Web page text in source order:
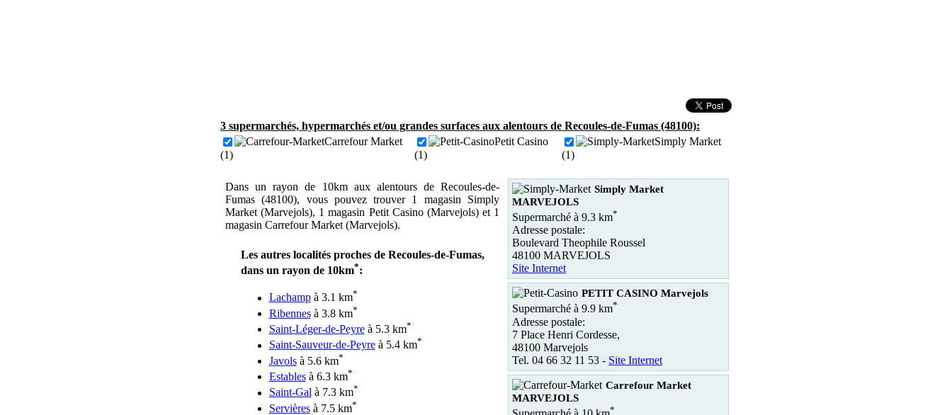
3 supermarchés, hypermarchés et/ou grandes surfaces aux alentours de Recoules-de-Fumas (48100):
Carrefour Market
(1)
Petit Casino
(1)
Simply Market
(1)
Dans un rayon de 10km aux alentours de Recoules-de-
Fumas (48100), vous pouvez trouver 1 magasin Simply
Market (Marvejols), 1 magasin Petit Casino (Marvejols) et 1
magasin Carrefour Market (Marvejols).
Les autres localités proches de Recoules-de-Fumas,
dans un rayon de 10km*:
Lachampà 3.1 km*
Ribennesà 3.8 km*
Saint-Léger-de-Peyreà 5.3 km*
Saint-Sauveur-de-Peyreà 5.4 km*
Javolsà 5.6 km*
Establesà 6.3 km*
Saint-Galà 7.3 km*
Servièresà 7.5 km*
Simply Market
MARVEJOLS
Supermarché à 9.3 km*
Adresse postale:
Boulevard Theophile Roussel
48100 MARVEJOLS
Site Internet
PETIT CASINO Marvejols
Supermarché à 9.9 km*
Adresse postale:
7 Place Henri Cordesse,
48100 Marvejols
Tel. 04 66 32 11 53 - Site Internet
Carrefour Market
MARVEJOLS
*